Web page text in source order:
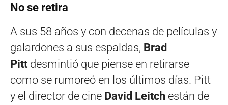
No se retira
A sus 58 años y con decenas de películas y
galardones a sus espaldas, Brad
Pitt desmintió que piense en retirarse
como se rumoreó en los últimos días. Pitt
y el director de cine David Leitch están de